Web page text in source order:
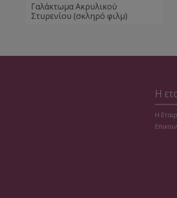
Γαλάκτωμα Ακρυλικού
Στυρενίου (σκληρό φιλμ)
Η
Η